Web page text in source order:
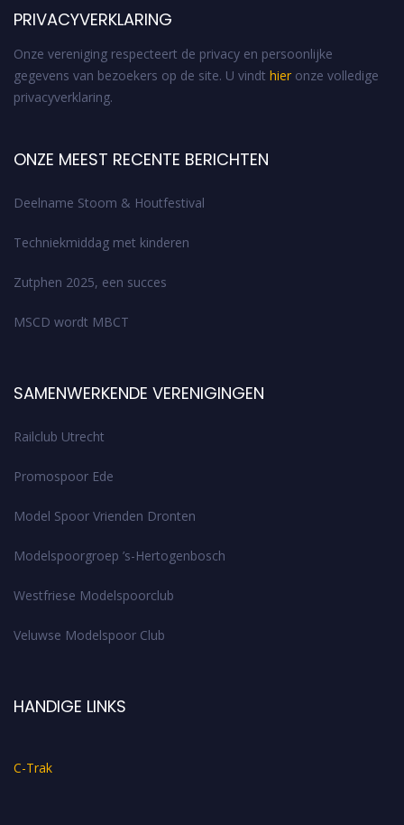
PRIVACYVERKLARING
Onze vereniging respecteert de privacy en persoonlijke
gegevens van bezoekers op de site. U vindt hier onze volledige
privacyverklaring.
ONZE MEEST RECENTE BERICHTEN
Deelname Stoom & Houtfestival
Techniekmiddag met kinderen
Zutphen 2025, een succes
MSCD wordt MBCT
SAMENWERKENDE VERENIGINGEN
Railclub Utrecht
Promospoor Ede
Model Spoor Vrienden Dronten
Modelspoorgroep ’s-Hertogenbosch
Westfriese Modelspoorclub
Veluwse Modelspoor Club
HANDIGE LINKS
C-Trak